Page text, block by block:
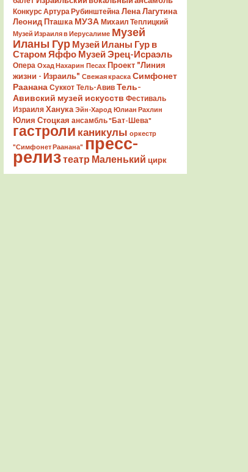
Конкурс Артура Рубинштейна Лена Лагутина
Леонид Пташка МУЗА Михаил Теплицкий
Музей Израиля в Иерусалиме Музей
Иланы Гур Музей Иланы Гур в
Старом Яффо Музей Эрец-Исраэль
Опера Охад Нахарин Песах Проект "Линия
жизни - Израиль" Свежая краска Симфонет
Раанана Суккот Тель-Авив Тель-
Авивский музей искусств Фестиваль
Израиля Ханука Эйн-Харод Юлиан Рахлин
Юлия Стоцкая ансамбль "Бат-Шева"
гастроли каникулы оркестр
"Симфонет Раанана" пресс-
релизтеатр Маленький цирк